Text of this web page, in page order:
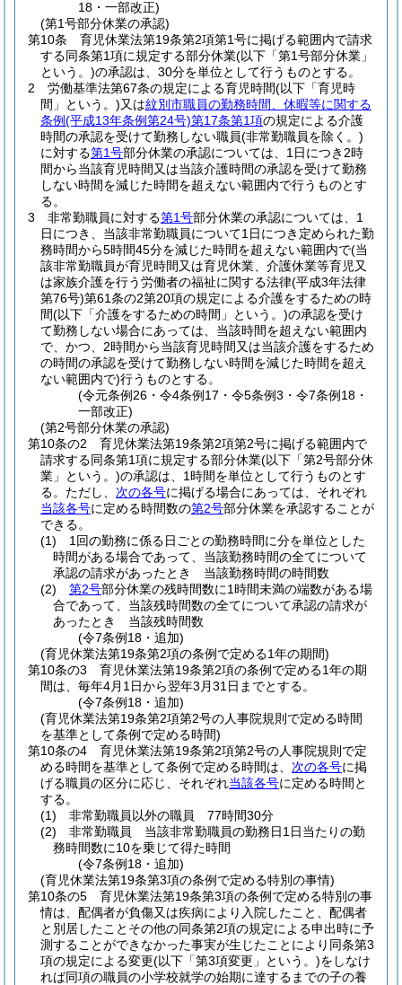
18・一部改正)
(第1号部分休業の承認)
第10条
育児休業法第19条第2項第1号に掲げる範囲内で請求
する同条第1項に規定する部分休業(以下「第1号部分休業」
という。)の承認は、30分を単位として行うものとする。
2
労働基準法第67条の規定による育児時間(以下「育児時
間」という。)又は紋別市職員の勤務時間、休暇等に関する
条例(平成13年条例第24号)第17条第1項の規定による介護
時間の承認を受けて勤務しない職員(非常勤職員を除く。)
に対する第1号部分休業の承認については、1日につき2時
間から当該育児時間又は当該介護時間の承認を受けて勤務
しない時間を減じた時間を超えない範囲内で行うものとす
る。
3
非常勤職員に対する第1号部分休業の承認については、1
日につき、当該非常勤職員について1日につき定められた勤
務時間から5時間45分を減じた時間を超えない範囲内で(当
該非常勤職員が育児時間又は育児休業、介護休業等育児又
は家族介護を行う労働者の福祉に関する法律(平成3年法律
第76号)第61条の2第20項の規定による介護をするための時
間(以下「介護をするための時間」という。)の承認を受け
て勤務しない場合にあっては、当該時間を超えない範囲内
で、かつ、2時間から当該育児時間又は当該介護をするため
の時間の承認を受けて勤務しない時間を減じた時間を超え
ない範囲内で)行うものとする。
(令元条例26・令4条例17・令5条例3・令7条例18・
一部改正)
(第2号部分休業の承認)
第10条の2
育児休業法第19条第2項第2号に掲げる範囲内で
請求する同条第1項に規定する部分休業(以下「第2号部分休
業」という。)の承認は、1時間を単位として行うものとす
る。 ただし、 次の各号に掲げる場合にあっては、それぞれ
当該各号に定める時間数の第2号部分休業を承認することが
できる。
(1)
1回の勤務に係る日ごとの勤務時間に分を単位とした
時間がある場合であって、当該勤務時間の全てについて
承認の請求があったとき 当該勤務時間の時間数
(2)
第2号部分休業の残時間数に1時間未満の端数がある場
合であって、当該残時間数の全てについて承認の請求が
あったとき 当該残時間数
(令7条例18・追加)
(育児休業法第19条第2項の条例で定める1年の期間)
第10条の3
育児休業法第19条第2項の条例で定める1年の期
間は、毎年4月1日から翌年3月31日までとする。
(令7条例18・追加)
(育児休業法第19条第2項第2号の人事院規則で定める時間
を基準として条例で定める時間)
第10条の4
育児休業法第19条第2項第2号の人事院規則で定
める時間を基準として条例で定める時間は、 次の各号に掲
げる職員の区分に応じ、それぞれ当該各号に定める時間と
する。
(1)
非常勤職員以外の職員 77時間30分
(2)
非常勤職員 当該非常勤職員の勤務日1日当たりの勤
務時間数に10を乗じて得た時間
(令7条例18・追加)
(育児休業法第19条第3項の条例で定める特別の事情)
第10条の5
育児休業法第19条第3項の条例で定める特別の事
情は、配偶者が負傷又は疾病により入院したこと、配偶者
と別居したことその他の同条第2項の規定による申出時に予
測することができなかった事実が生じたことにより同条第3
項の規定による変更(以下「第3項変更」という。)をしなけ
れば同項の職員の小学校就学の始期に達するまでの子の養